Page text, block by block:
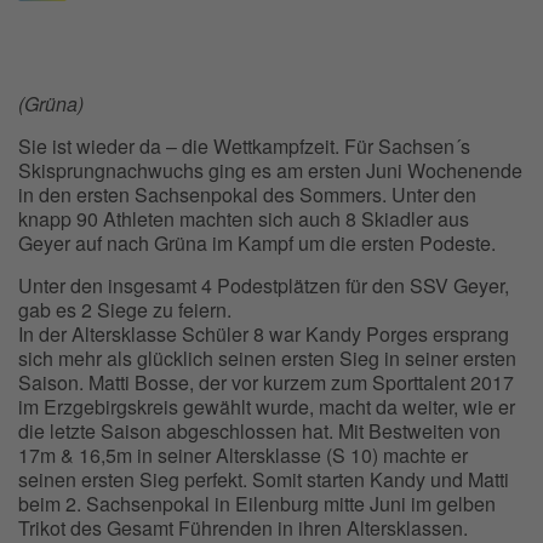
(Grüna)
Sie ist wieder da – die Wettkampfzeit. Für Sachsen´s
Skisprungnachwuchs ging es am ersten Juni Wochenende
in den ersten Sachsenpokal des Sommers. Unter den
knapp 90 Athleten machten sich auch 8 Skiadler aus
Geyer auf nach Grüna im Kampf um die ersten Podeste.
Unter den insgesamt 4 Podestplätzen für den SSV Geyer,
gab es 2 Siege zu feiern.
In der Altersklasse Schüler 8 war Kandy Porges ersprang
sich mehr als glücklich seinen ersten Sieg in seiner ersten
Saison. Matti Bosse, der vor kurzem zum Sporttalent 2017
im Erzgebirgskreis gewählt wurde, macht da weiter, wie er
die letzte Saison abgeschlossen hat. Mit Bestweiten von
17m & 16,5m in seiner Altersklasse (S 10) machte er
seinen ersten Sieg perfekt. Somit starten Kandy und Matti
beim 2. Sachsenpokal in Eilenburg mitte Juni im gelben
Trikot des Gesamt Führenden in ihren Altersklassen.